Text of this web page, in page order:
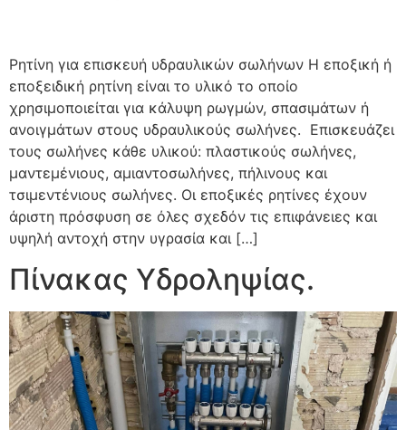
Ρητίνη για επισκευή υδραυλικών σωλήνων Η εποξική ή
εποξειδική ρητίνη είναι το υλικό το οποίο
χρησιμοποιείται για κάλυψη ρωγμών, σπασιμάτων ή
ανοιγμάτων στους υδραυλικούς σωλήνες. Επισκευάζει
τους σωλήνες κάθε υλικού: πλαστικούς σωλήνες,
μαντεμένιους, αμιαντοσωλήνες, πήλινους και
τσιμεντένιους σωλήνες. Οι εποξικές ρητίνες έχουν
άριστη πρόσφυση σε όλες σχεδόν τις επιφάνειες και
υψηλή αντοχή στην υγρασία και […]
Πίνακας Υδροληψίας.